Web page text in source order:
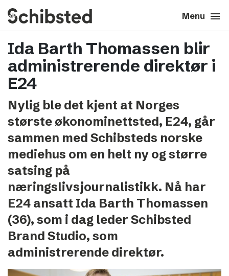
Menu menu
search Close close
expand_more
About
Career
Tech & AI
Our brands
Press & News
expand_more
Contact
Ida Barth Thomassen blir
administrerende direktør i
E24
Nylig ble det kjent at Norges
største økonominettsted, E24, går
sammen med Schibsteds norske
mediehus om en helt ny og større
satsing på
næringslivsjournalistikk. Nå har
E24 ansatt Ida Barth Thomassen
(36), som i dag leder Schibsted
Brand Studio, som
administrerende direktør.